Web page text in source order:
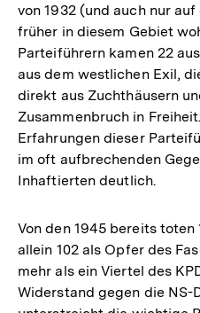
von 1932 (und auch nur
früher in diesem Gebiet
Parteiführern kamen 22
aus dem westlichen Exil,
direkt aus Zuchthäusern
Zusammenbruch in
Erfahrungen dieser
im oft aufbrechenden
Inhaftierten deutlich.
Von den 1945 bereits
allein 102 als Opfer des
mehr als ein Viertel des
Widerstand gegen die NS-